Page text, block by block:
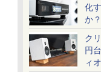
化
か？
ク
円
ィ